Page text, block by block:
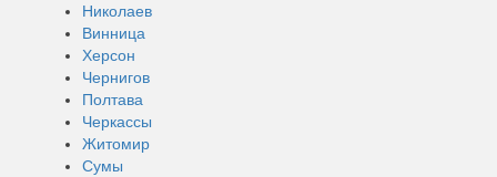
Николаев
Винница
Херсон
Чернигов
Полтава
Черкассы
Житомир
Сумы